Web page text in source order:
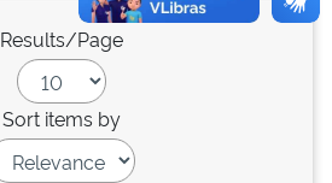
Results/Page
Sort items by